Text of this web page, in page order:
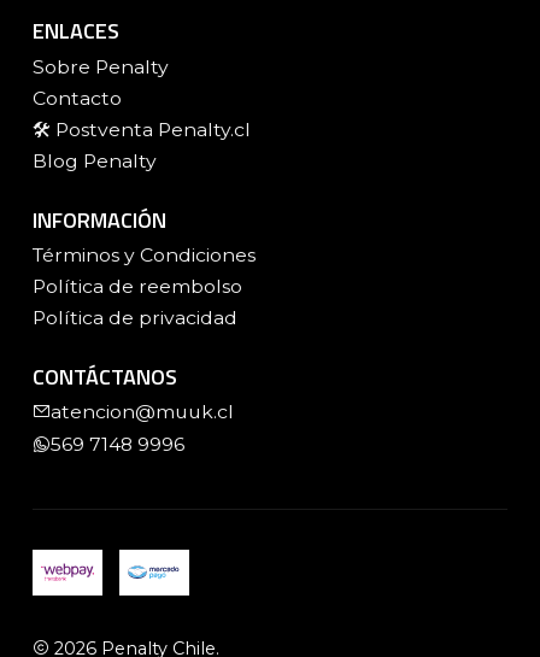
ENLACES
Sobre Penalty
Contacto
🛠️ Postventa Penalty.cl
Blog Penalty
INFORMACIÓN
Términos y Condiciones
Política de reembolso
Política de privacidad
CONTÁCTANOS
atencion@muuk.cl
569 7148 9996
2026 Penalty Chile.